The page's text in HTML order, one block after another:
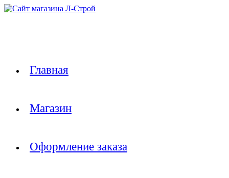
Перейти
Главная
Магазин
Оформление заказа